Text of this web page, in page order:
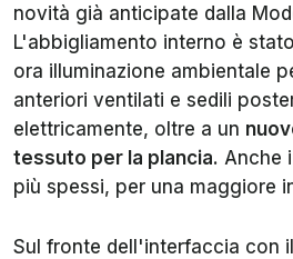
novità già anticipate dalla
L'abbigliamento interno è
ora illuminazione ambientale
anteriori ventilati e sedili
elettricamente, oltre a un
tessuto per la plancia. Anche
più spessi, per una maggiore
Sul fronte dell'interfaccia con